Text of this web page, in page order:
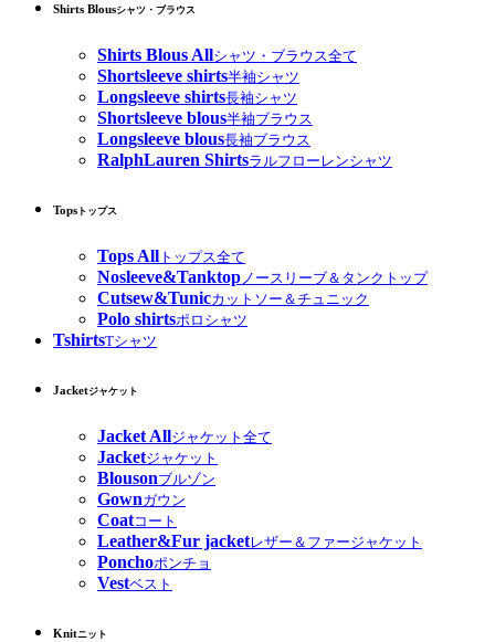
Shirts Blousシャツ・ブラウス
Shirts Blous Allシャツ・ブラウス全て
Shortsleeve shirts半袖シャツ
Longsleeve shirts長袖シャツ
Shortsleeve blous半袖ブラウス
Longsleeve blous長袖ブラウス
RalphLauren Shirtsラルフローレンシャツ
Tops トップス
Tops All トップス全て
Nosleeve&Tanktopノースリーブ＆タンクトップ
Cutsew&Tunicカットソー＆チュニック
Polo shirtsポロシャツ
TshirtsTシャツ
Jacketジャケット
Jacket Allジャケット全て
Jacketジャケット
Blousonブルゾン
Gownガウン
Coatコート
Leather&Fur jacketレザー＆ファージャケット
Ponchoポンチョ
Vestベスト
Knitニット